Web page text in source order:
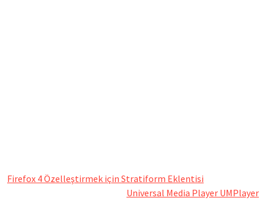
Firefox 4 Özelleştirmek için Stratiform Eklentisi
Universal Media Player UMPlayer